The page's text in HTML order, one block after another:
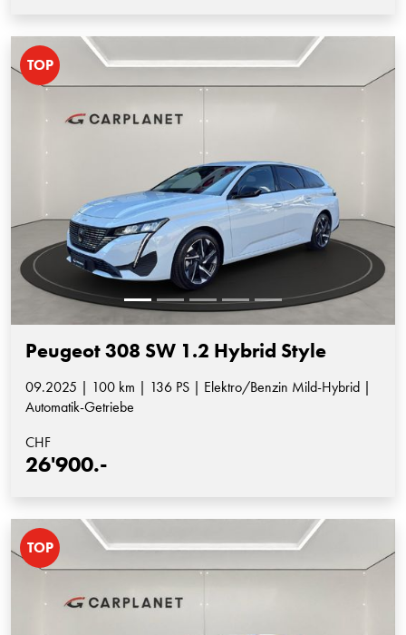
TOP
Peugeot 308 SW 1.2 Hybrid Style
09.2025 | 100 km | 136 PS | Elektro/Benzin Mild-Hybrid |
Automatik-Getriebe
CHF
26'900.-
TOP